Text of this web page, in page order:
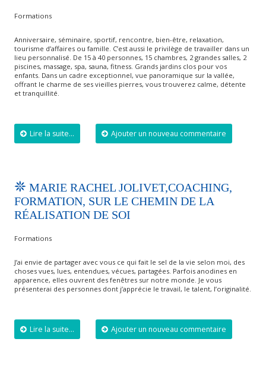
Formations
Anniversaire, séminaire, sportif, rencontre, bien-être, relaxation,
tourisme d’affaires ou famille. C’est aussi le privilège de travailler dans un
lieu personnalisé. De 15 à 40 personnes, 15 chambres, 2 grandes salles, 2
piscines, massage, spa, sauna, fitness. Grands jardins clos pour vos
enfants. Dans un cadre exceptionnel, vue panoramique sur la vallée,
offrant le charme de ses vieilles pierres, vous trouverez calme, détente
et tranquillité.
Lire la suite... Ajouter un nouveau commentaire
MARIE RACHEL JOLIVET,COACHING,
FORMATION, SUR LE CHEMIN DE LA
RÉALISATION DE SOI
Formations
J’ai envie de partager avec vous ce qui fait le sel de la vie selon moi, des
choses vues, lues, entendues, vécues, partagées. Parfois anodines en
apparence, elles ouvrent des fenêtres sur notre monde. Je vous
présenterai des personnes dont j’apprécie le travail, le talent, l’originalité.
Lire la suite... Ajouter un nouveau commentaire